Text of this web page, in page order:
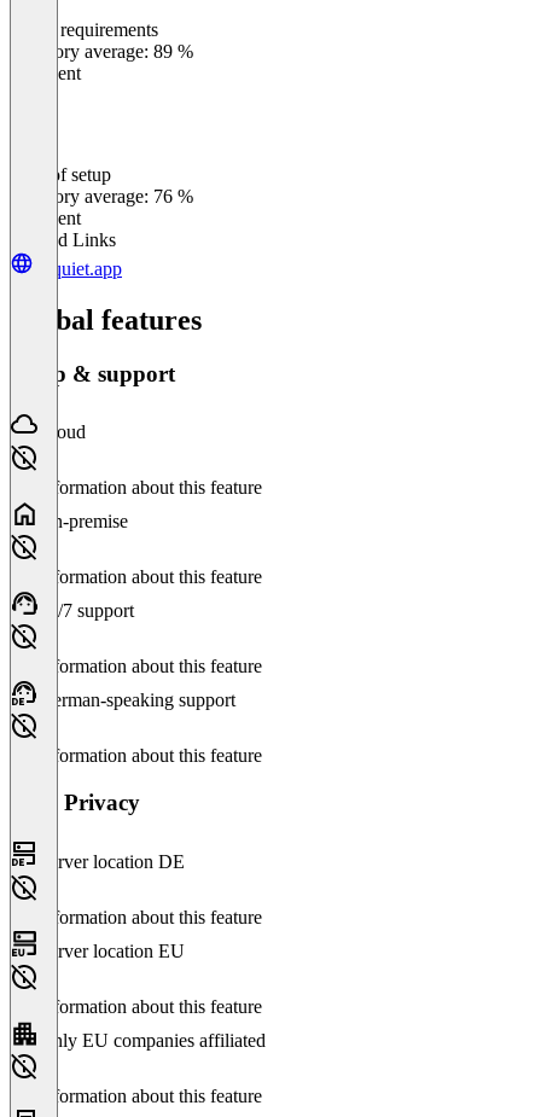
Meets requirements
Category average: 89 %
Excellent
Ease of setup
Category average: 76 %
Excellent
Related Links
allquiet.app
Global features
Setup & support
Cloud
No information about this feature
On-premise
No information about this feature
24/7 support
No information about this feature
German-speaking support
No information about this feature
Data Privacy
Server location DE
No information about this feature
Server location EU
No information about this feature
Only EU companies affiliated
No information about this feature